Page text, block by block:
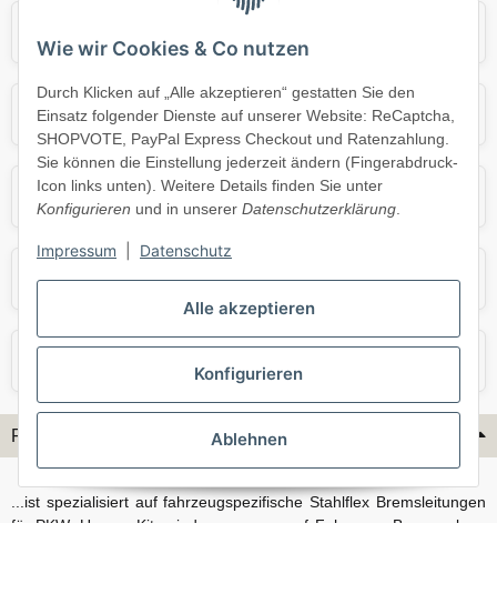
Alle akzeptieren
Konfigurieren
Ablehnen
Wie wir Cookies & Co nutzen
Durch Klicken auf „Alle akzeptieren“ gestatten Sie den
Einsatz folgender Dienste auf unserer Website: ReCaptcha,
SHOPVOTE, PayPal Express Checkout und Ratenzahlung.
Sie können die Einstellung jederzeit ändern (Fingerabdruck-
Icon links unten). Weitere Details finden Sie unter
Konfigurieren und in unserer Datenschutzerklärung.
Impressum Datenschutz
Mercedes Mini
Opel Porsche
Skoda Smart
Flex-Hydraulik...
...ist spezialisiert auf fahrzeugspezifische Stahlflex Bremsleitungen
für PKW. Unsere Kits sind passgenau auf Fahrzeug, Bremsanlage